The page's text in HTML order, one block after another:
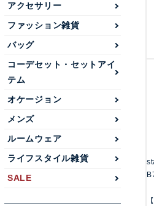
アクセサリー
ファッション雑貨
バッグ
コーデセット・セットアイ
テム
オケージョン
メンズ
ルームウェア
ライフスタイル雑貨
SALE